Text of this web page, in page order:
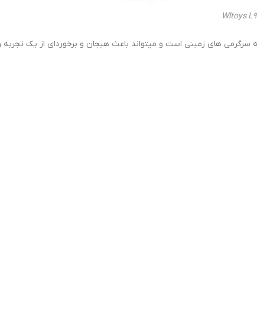
سرگرمی های زمینی است و میتواند باعث هیجان و برخوردای از یک